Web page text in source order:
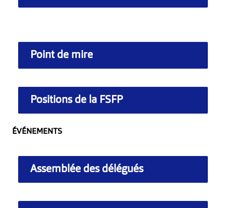
Point de mire
Positions de la FSFP
ÉVÉNEMENTS
Assemblée des délégués